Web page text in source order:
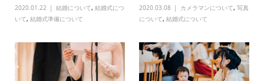
2020.01.22 結婚について, 結婚式につ
いて, 結婚式準備について
2020.03.08 カメラマンについて,写真
について,結婚式について